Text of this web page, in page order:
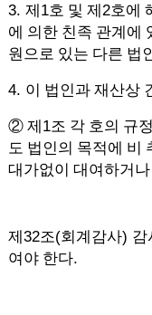
3. 제 1호 및 제2호에
에 의한 친족 관계에
원으로 있는 다른 법
4. 이 법인과 재산상
② 제 1조 각 호의 규
도 법인의 목적에 비
대가없이 대여하거
제32조(회계감사) 감
여야 한다.